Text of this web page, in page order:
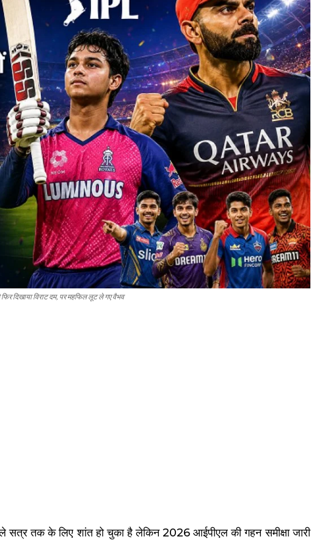
दिखाया विराट दम, पर महफिल लूट ले गए वैभव
तक के लिए शांत हो चुका है लेकिन 2026 आईपीएल की गहन समीक्षा जारी